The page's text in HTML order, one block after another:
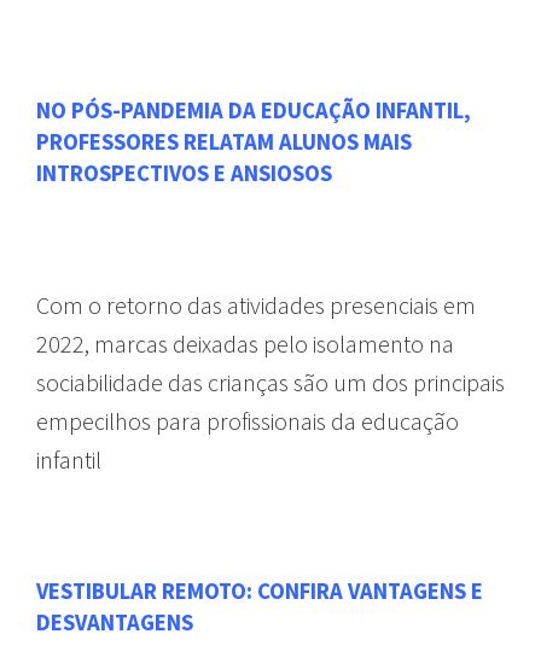
NO PÓS-PANDEMIA DA EDUCAÇÃO INFANTIL,
PROFESSORES RELATAM ALUNOS MAIS
INTROSPECTIVOS E ANSIOSOS
Com o retorno das atividades presenciais em
2022, marcas deixadas pelo isolamento na
sociabilidade das crianças são um dos principais
empecilhos para profissionais da educação
infantil
VESTIBULAR REMOTO: CONFIRA VANTAGENS E
DESVANTAGENS